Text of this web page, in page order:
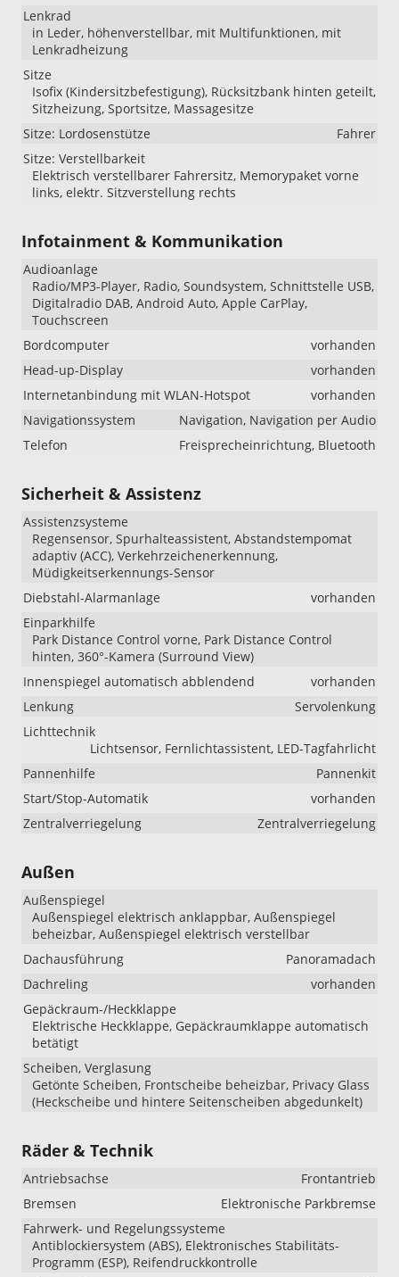
Lenkrad
in Leder, höhenverstellbar, mit Multifunktionen, mit
Lenkradheizung
Sitze
Isofix (Kindersitzbefestigung), Rücksitzbank hinten geteilt,
Sitzheizung, Sportsitze, Massagesitze
Sitze: Lordosenstütze
Fahrer
Sitze: Verstellbarkeit
Elektrisch verstellbarer Fahrersitz, Memorypaket vorne
links, elektr. Sitzverstellung rechts
Infotainment & Kommunikation
Audioanlage
Radio/MP3-Player, Radio, Soundsystem, Schnittstelle USB,
Digitalradio DAB, Android Auto, Apple CarPlay,
Touchscreen
Bordcomputer
vorhanden
Head-up-Display
vorhanden
Internetanbindung mit WLAN-Hotspot
vorhanden
Navigationssystem
Navigation, Navigation per Audio
Telefon
Freisprecheinrichtung, Bluetooth
Sicherheit & Assistenz
Assistenzsysteme
Regensensor, Spurhalteassistent, Abstandstempomat
adaptiv (ACC), Verkehrzeichenerkennung,
Müdigkeitserkennungs-Sensor
Diebstahl-Alarmanlage
vorhanden
Einparkhilfe
Park Distance Control vorne, Park Distance Control
hinten, 360°-Kamera (Surround View)
Innenspiegel automatisch abblendend
vorhanden
Lenkung
Servolenkung
Lichttechnik
Lichtsensor, Fernlichtassistent, LED-Tagfahrlicht
Pannenhilfe
Pannenkit
Start/Stop-Automatik
vorhanden
Zentralverriegelung
Zentralverriegelung
Außen
Außenspiegel
Außenspiegel elektrisch anklappbar, Außenspiegel
beheizbar, Außenspiegel elektrisch verstellbar
Dachausführung
Panoramadach
Dachreling
vorhanden
Gepäckraum-/Heckklappe
Elektrische Heckklappe, Gepäckraumklappe automatisch
betätigt
Scheiben, Verglasung
Getönte Scheiben, Frontscheibe beheizbar, Privacy Glass
(Heckscheibe und hintere Seitenscheiben abgedunkelt)
Räder & Technik
Antriebsachse
Frontantrieb
Bremsen
Elektronische Parkbremse
Fahrwerk- und Regelungssysteme
Antiblockiersystem (ABS), Elektronisches Stabilitäts-
Programm (ESP), Reifendruckkontrolle